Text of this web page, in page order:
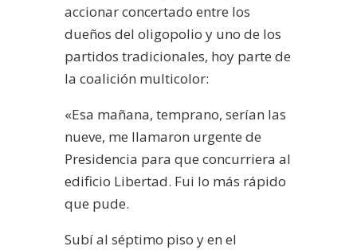
accionar concertado entre los
dueños del oligopolio y uno de los
partidos tradicionales, hoy parte de
la coalición multicolor:
«Esa mañana, temprano, serían las
nueve, me llamaron urgente de
Presidencia para que concurriera al
edificio Libertad. Fui lo más rápido
que pude.
Subí al séptimo piso y en el